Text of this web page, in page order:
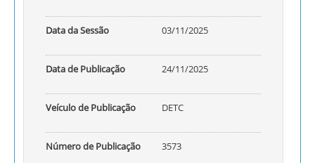
Data da Sessão 03/11/2025
Data de Publicação 24/11/2025
Veículo de Publicação DETC
Número de Publicação 3573